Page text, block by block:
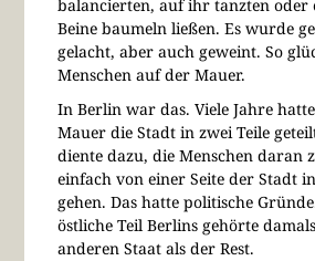
balancierten, auf ihr tanzten oder
Beine baumeln ließen. Es wurde
gelacht, aber auch geweint. So
Menschen auf der Mauer.
In Berlin war das. Viele Jahre
Mauer die Stadt in zwei Teile
diente dazu, die Menschen daran
einfach von einer Seite der Stadt
gehen. Das hatte politische
östliche Teil Berlins gehörte
anderen Staat als der Rest.